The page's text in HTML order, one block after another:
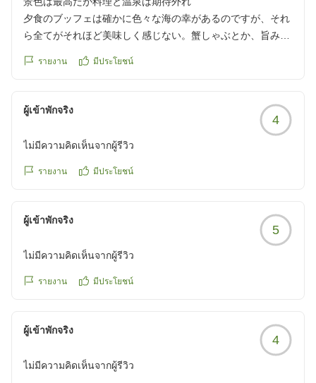
イキングでカニが提供されたのは1日目だけでした。日によ
ってメニューが変わるのであれば、その旨を案内していただ
けると分かりやすいと思います。
いのか迷いました。コインランドリーについても案内が見当
ください」と案内がありましたが、近くに水道や足洗い場が
備があると、宿泊者も気持ちよく利用できると思います。
洗濯機は4台ありましたが、ドラム式2台は乾燥まで使用され
るため1回4時間ほどかかり、実質的には縦型2台で回してい
るような状況でした。夏休みなど利用者が多い時期は少し不
一方で、スタッフの方が定期的にランドリーを確認し、洗濯
物の放置がないかチェックしてくださっていたのはとてもあ
りがたく、安心して利用できました。
夕食のブッフェは確かに色々な海の幸があるのですが、それ
ら全てがそれほど美味しく感じない。蟹しゃぶとか、旨みが
げたほうが良いと思う。
部屋からの景色は最高。お風呂は露天風呂もあっていいので
すが、温泉じゃない感じ。
クチコミの詳細はこちらから
https://review.travel.rakuten.co.jp/hotel/voice/1922?
reviewId=33123478394458
รายงาน มีประโยชน์
ผู้เข้าพักจริง
4
ไม่มีความคิดเห็นจากผู้รีวิว
รายงาน มีประโยชน์
ผู้เข้าพักจริง
5
ไม่มีความคิดเห็นจากผู้รีวิว
รายงาน มีประโยชน์
ผู้เข้าพักจริง
4
ไม่มีความคิดเห็นจากผู้รีวิว